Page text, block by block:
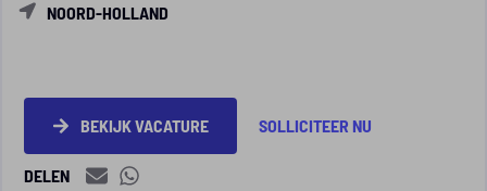
NOORD-HOLLAND
BEKIJK VACATURE SOLLICITEER NU
DELEN